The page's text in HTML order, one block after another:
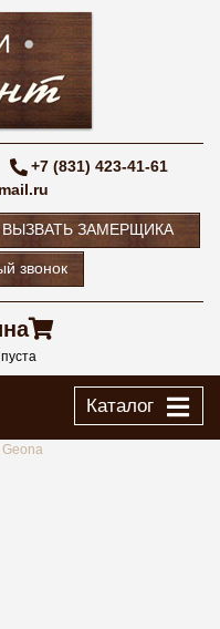
+7 (831) 423-41-61
ВЫЗВАТЬ ЗАМЕРЩИКА
звонок
Каталог